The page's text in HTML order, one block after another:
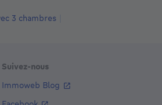
3 chambres
Suivez-nous
Immoweb Blog